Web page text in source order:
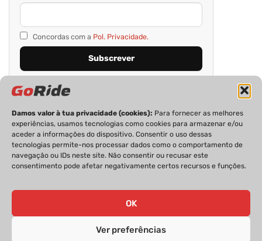
Damos valor à tua privacidade (cookies): Para fornecer as melhores
experiências, usamos tecnologias como cookies para armazenar e/ou
aceder a informações do dispositivo. Consentir o uso dessas
tecnologias permite-nos processar dados como o comportamento de
navegação ou IDs neste site. Não consentir ou recusar este
consentimento pode afetar negativamente certos recursos e funções.
OK
Ver preferências
Concordas com a Pol. Privacidade.
PRIVACIDADE FICHA TÉCNICA
ESTATUTO EDITORIAL